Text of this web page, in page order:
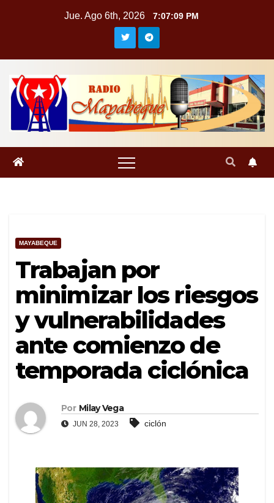
Jue. Ago 6th, 2026 7:07:10 PM
MAYABEQUE
Trabajan por
minimizar los riesgos
y vulnerabilidades
ante comienzo de
temporada ciclónica
Por Milay Vega
JUN 28, 2023 ciclón